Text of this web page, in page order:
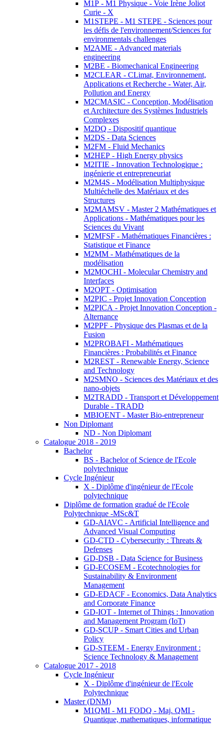
M1P - M1 Physique - Voie Irène Joliot
Curie - X
M1STEPE - M1 STEPE - Sciences pour
les défis de l'environnement/Sciences for
environmentals challenges
M2AME - Advanced materials
engineering
M2BE - Biomechanical Engineering
M2CLEAR - CLimat, Environnement,
Applications et Recherche - Water, Air,
Pollution and Energy
M2CMASIC - Conception, Modélisation
et Architecture des Systèmes Industriels
Complexes
M2DQ - Dispositif quantique
M2DS - Data Sciences
M2FM - Fluid Mechanics
M2HEP - High Energy physics
M2ITIE - Innovation Technologique :
ingénierie et entrepreneuriat
M2M4S - Modélisation Multiphysique
Multiéchelle des Matériaux et des
Structures
M2MAMSV - Master 2 Mathématiques et
Applications - Mathématiques pour les
Sciences du Vivant
M2MFSF - Mathématiques Financières :
Statistique et Finance
M2MM - Mathématiques de la
modélisation
M2MOCHI - Molecular Chemistry and
Interfaces
M2OPT - Optimisation
M2PIC - Projet Innovation Conception
M2PICA - Projet Innovation Conception -
Alternance
M2PPF - Physique des Plasmas et de la
Fusion
M2PROBAFI - Mathématiques
Financières : Probabilités et Finance
M2REST - Renewable Energy, Science
and Technology
M2SMNO - Sciences des Matériaux et des
nano-objets
M2TRADD - Transport et Développement
Durable - TRADD
MBIOENT - Master Bio-entrepreneur
Non Diplomant
ND - Non Diplomant
Catalogue 2018 - 2019
Bachelor
BS - Bachelor of Science de l'Ecole
polytechnique
Cycle Ingénieur
X - Diplôme d'ingénieur de l'Ecole
polytechnique
Diplôme de formation gradué de l'Ecole
Polytechnique -MSc&T
GD-AIAVC - Artificial Intelligence and
Advanced Visual Computing
GD-CTD - Cybersecurity : Threats &
Defenses
GD-DSB - Data Science for Business
GD-ECOSEM - Ecotechnologies for
Sustainability & Environment
Management
GD-EDACF - Economics, Data Analytics
and Corporate Finance
GD-IOT - Internet of Things : Innovation
and Management Program (IoT)
GD-SCUP - Smart Cities and Urban
Policy
GD-STEEM - Energy Environment :
Science Technology & Management
Catalogue 2017 - 2018
Cycle Ingénieur
X - Diplôme d'ingénieur de l'Ecole
Polytechnique
Master (DNM)
M1QMI - M1 FODQ - Maj. QMI -
Quantique, mathematiques, informatique